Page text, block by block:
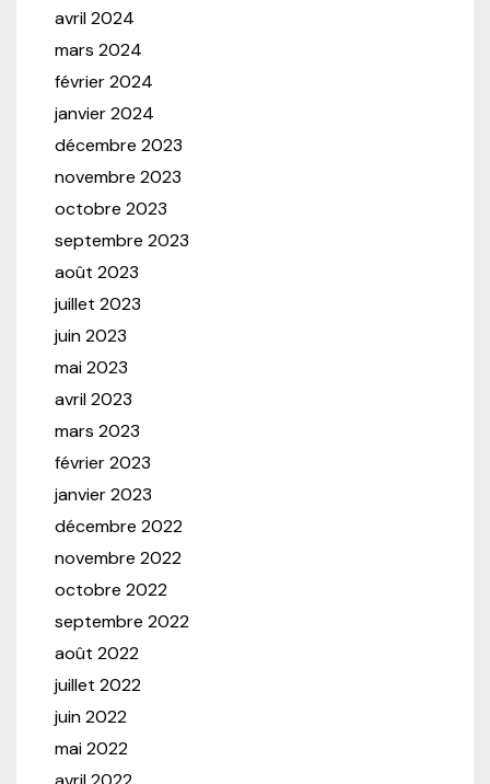
avril 2024
mars 2024
février 2024
janvier 2024
décembre 2023
novembre 2023
octobre 2023
septembre 2023
août 2023
juillet 2023
juin 2023
mai 2023
avril 2023
mars 2023
février 2023
janvier 2023
décembre 2022
novembre 2022
octobre 2022
septembre 2022
août 2022
juillet 2022
juin 2022
mai 2022